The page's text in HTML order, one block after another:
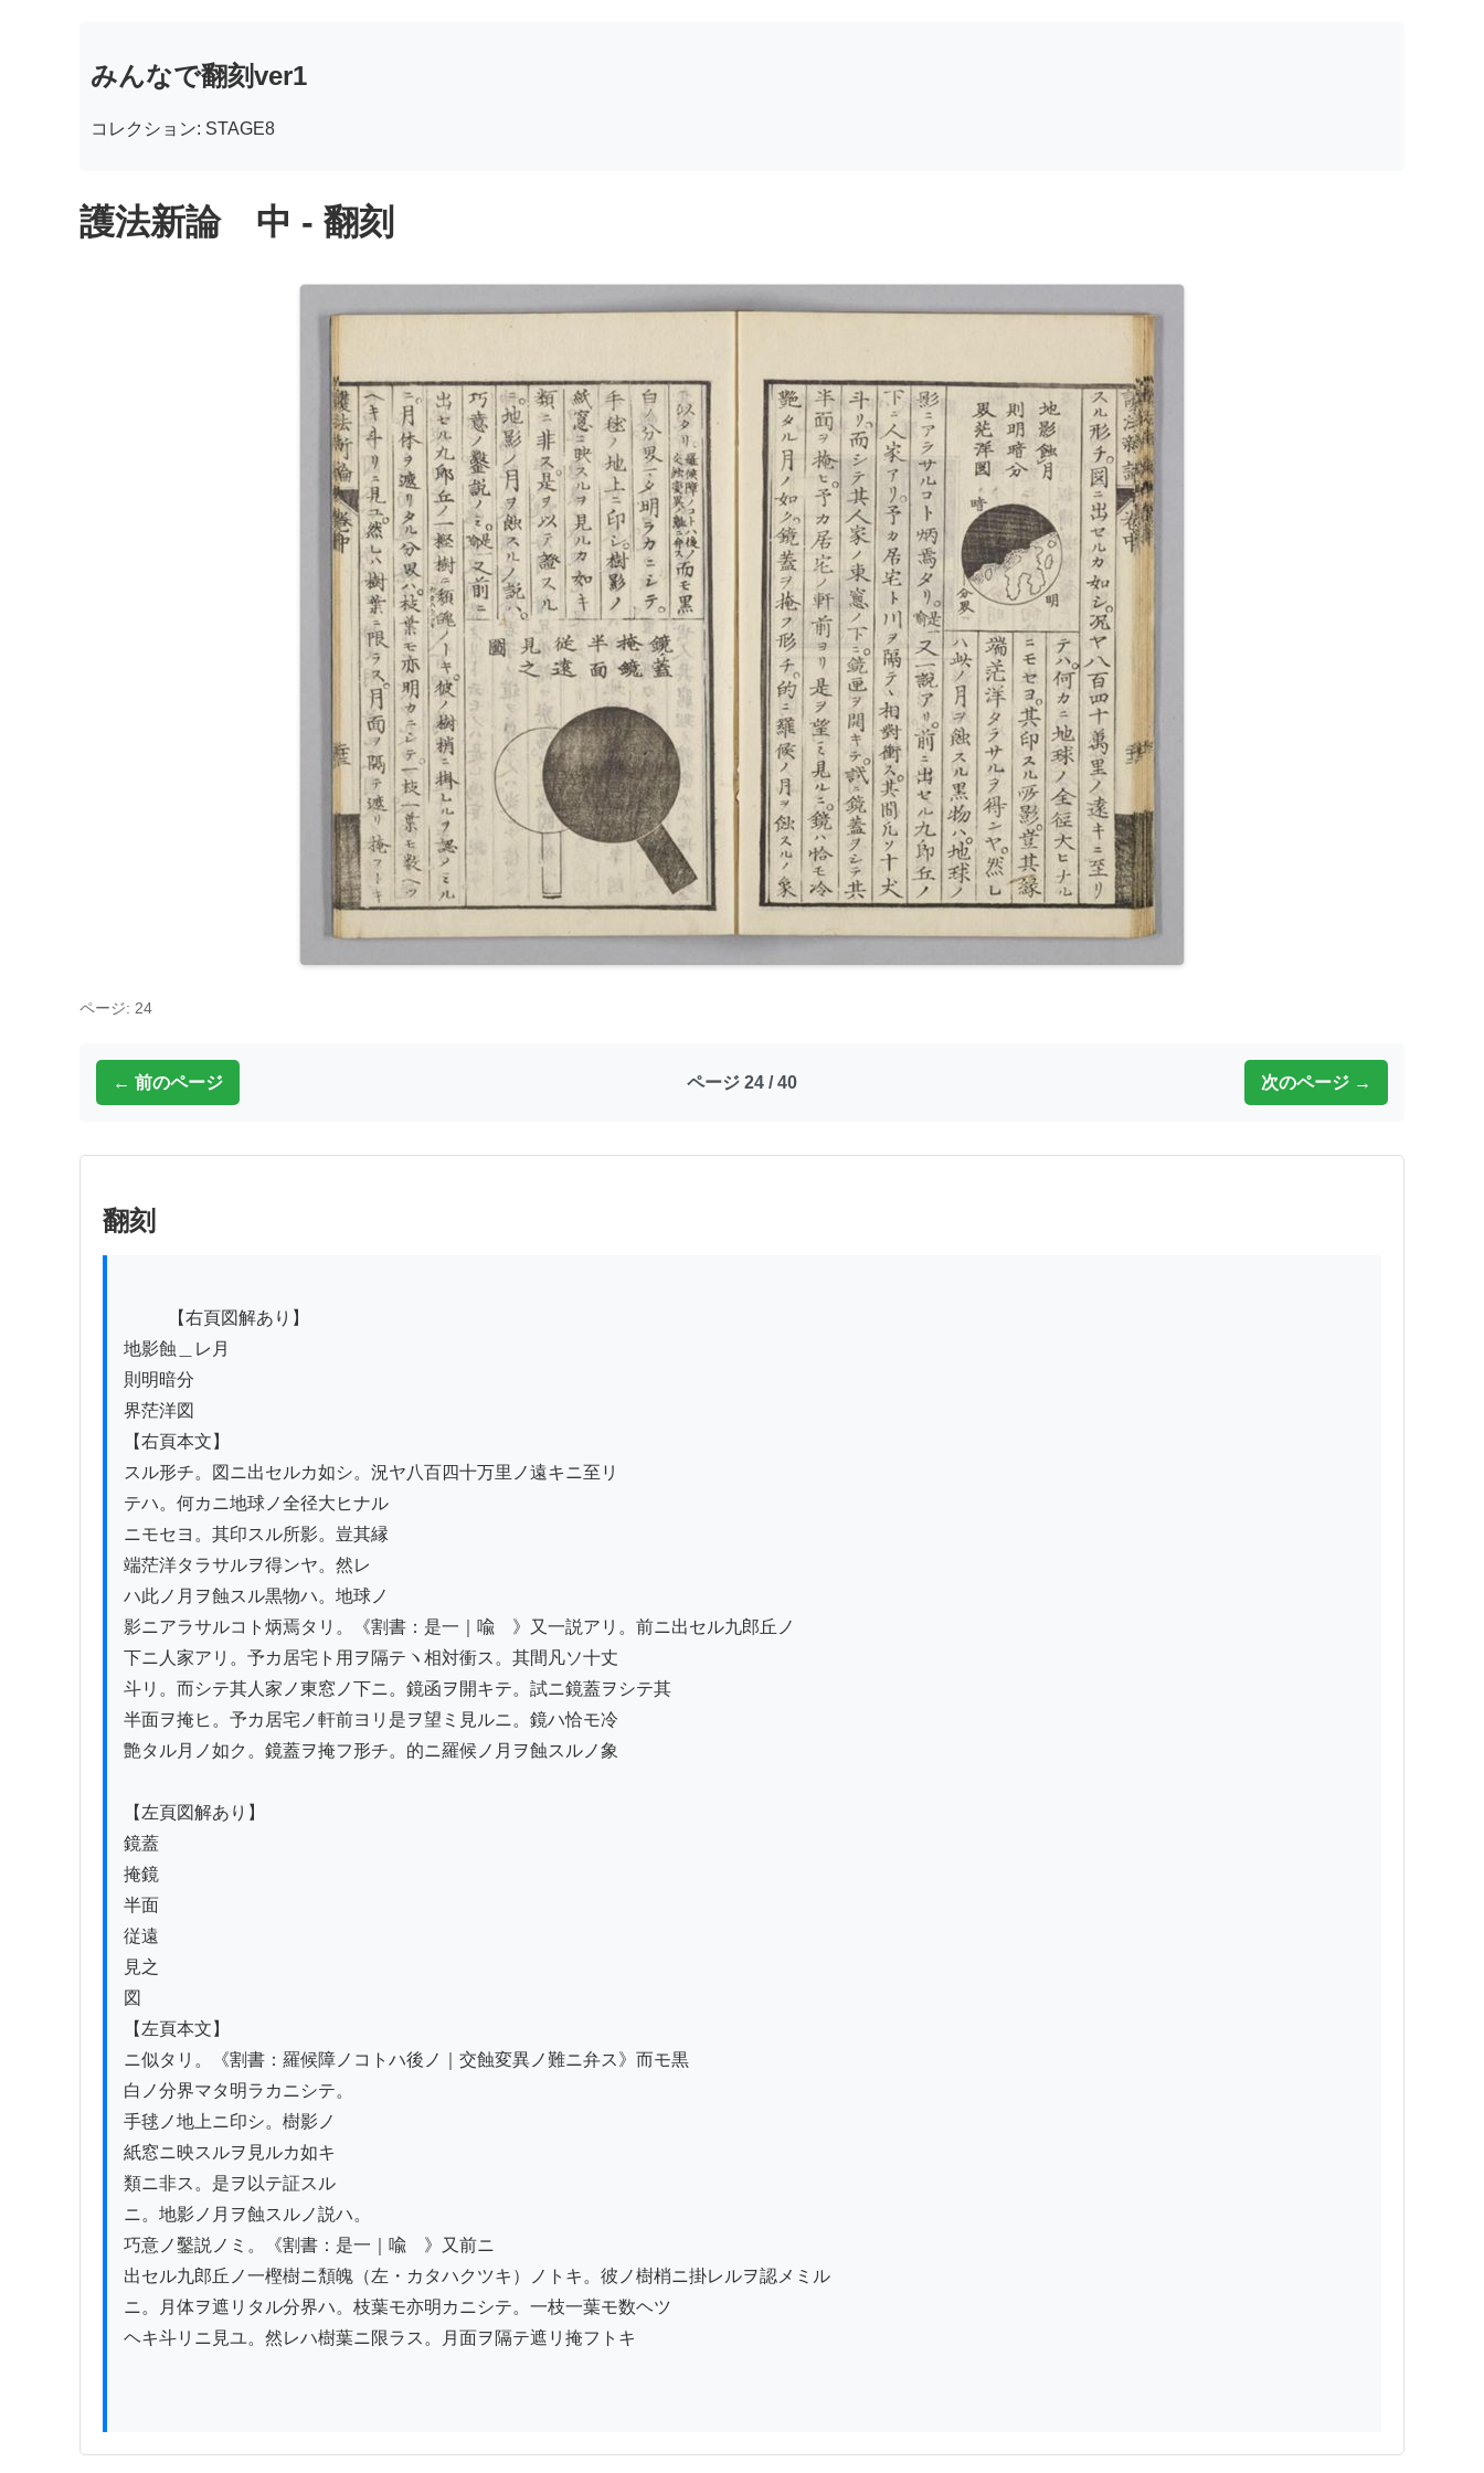
みんなで翻刻ver1
コレクション: STAGE8
護法新論 中 - 翻刻
ページ: 24
← 前のページ ページ 24 / 40 次のページ →
翻刻
地影蝕＿レ月
則明暗分
界茫洋図
【右頁本文】
スル形チ。図ニ出セルカ如シ。況ヤ八百四十万里ノ遠キニ至リ
テハ。何カニ地球ノ全径大ヒナル
ニモセヨ。其印スル所影。豈其縁
端茫洋タラサルヲ得ンヤ。然レ
ハ此ノ月ヲ蝕スル黒物ハ。地球ノ
影ニアラサルコト炳焉タリ。《割書：是一｜喩　》又一説アリ。前ニ出セル九郎丘ノ
下ニ人家アリ。予カ居宅ト用ヲ隔テヽ相対衝ス。其間凡ソ十丈
斗リ。而シテ其人家ノ東窓ノ下ニ。鏡函ヲ開キテ。試ニ鏡蓋ヲシテ其
半面ヲ掩ヒ。予カ居宅ノ軒前ヨリ是ヲ望ミ見ルニ。鏡ハ恰モ冷
艶タル月ノ如ク。鏡蓋ヲ掩フ形チ。的ニ羅候ノ月ヲ蝕スルノ象
【左頁図解あり】
鏡蓋
掩鏡
半面
従遠
見之
図
【左頁本文】
ニ似タリ。《割書：羅候障ノコトハ後ノ｜交蝕変異ノ難ニ弁ス》而モ黒
白ノ分界マタ明ラカニシテ。
手毬ノ地上ニ印シ。樹影ノ
紙窓ニ映スルヲ見ルカ如キ
類ニ非ス。是ヲ以テ証スル
ニ。地影ノ月ヲ蝕スルノ説ハ。
巧意ノ鑿説ノミ。《割書：是一｜喩　》又前ニ
出セル九郎丘ノ一樫樹ニ頽魄（左・カタハクツキ）ノトキ。彼ノ樹梢ニ掛レルヲ認メミル
ニ。月体ヲ遮リタル分界ハ。枝葉モ亦明カニシテ。一枝一葉モ数ヘツ
ヘキ斗リニ見ユ。然レハ樹葉ニ限ラス。月面ヲ隔テ遮リ掩フトキ